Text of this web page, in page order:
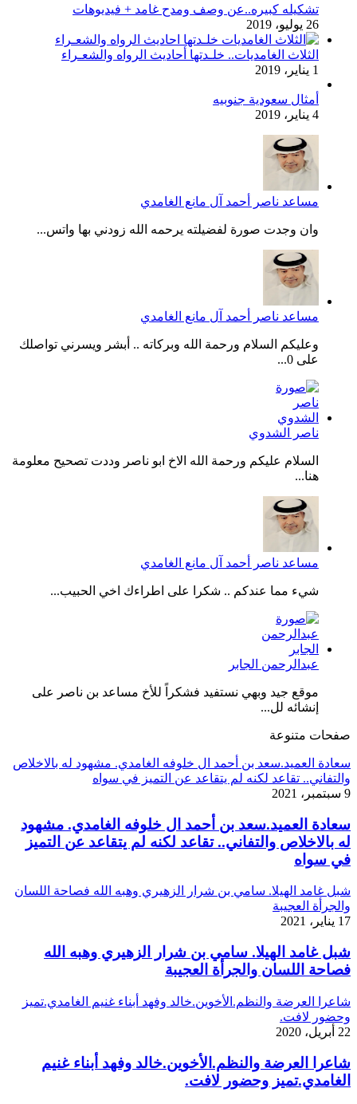
تشكيله كبيره..عن وصف ومدح غامد + فيديوهات
26 يوليو، 2019
الثلاث الغامديات.. خلـدتها أحاديث الرواه والشعـراء
1 يناير، 2019
أمثال سعودية جنوبيه
4 يناير، 2019
مساعد ناصر أحمد آل مانع الغامدي
وان وجدت صورة لفضيلته يرحمه الله زودني بها واتس...
مساعد ناصر أحمد آل مانع الغامدي
وعليكم السلام ورحمة الله وبركاته .. أبشر ويسرني تواصلك
على 0...
ناصر الشدوي
السلام عليكم ورحمة الله الاخ ابو ناصر وددت تصحيح معلومة
هنا...
مساعد ناصر أحمد آل مانع الغامدي
شيء مما عندكم .. شكرا على اطراءك اخي الحبيب...
عبدالرحمن الجابر
موقع جيد وبهي نستفيد فشكراً للأخ مساعد بن ناصر على
إنشائه لل...
صفحات متنوعة
سعادة العميد.سعد بن أحمد ال خلوفه الغامدي. مشهود له بالاخلاص
والتفاني.. تقاعد لكنه لم يتقاعد عن التميز في سواه
9 سبتمبر، 2021
سعادة العميد.سعد بن أحمد ال خلوفه الغامدي. مشهود
له بالاخلاص والتفاني.. تقاعد لكنه لم يتقاعد عن التميز
في سواه
شبل غامد الهيلا. سامي بن شرار الزهيري وهبه الله فصاحة اللسان
والجرأة العجيبة
17 يناير، 2021
شبل غامد الهيلا. سامي بن شرار الزهيري وهبه الله
فصاحة اللسان والجرأة العجيبة
شاعرا العرضة والنظم.الأخوين.خالد وفهد أبناء غنيم الغامدي.تميز
وحضور لافت.
22 أبريل، 2020
شاعرا العرضة والنظم.الأخوين.خالد وفهد أبناء غنيم
الغامدي.تميز وحضور لافت.